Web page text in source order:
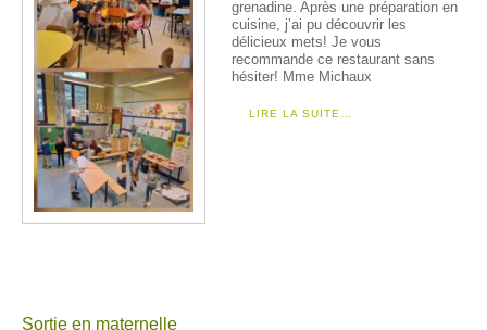
grenadine. Après une préparation en
cuisine, j’ai pu découvrir les
délicieux mets! Je vous
recommande ce restaurant sans
hésiter! Mme Michaux
LIRE LA SUITE…
Sortie en maternelle